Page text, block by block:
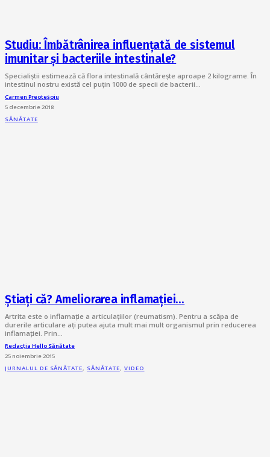
Studiu: Îmbătrânirea influențată de sistemul
imunitar și bacteriile intestinale?
Specialiştii estimează că flora intestinală cântărește aproape 2 kilograme. În
intestinul nostru există cel puțin 1000 de specii de bacterii…
Carmen Preoteșoiu
5 decembrie 2018
SĂNĂTATE
Știați că? Ameliorarea inflamației…
Artrita este o inflamație a articulațiilor (reumatism). Pentru a scăpa de
durerile articulare ați putea ajuta mult mai mult organismul prin reducerea
inflamației. Prin…
Redacția Hello Sănătate
25 noiembrie 2015
JURNALUL DE SĂNĂTATE, SĂNĂTATE, VIDEO